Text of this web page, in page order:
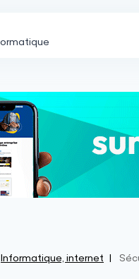
Informatique, internet